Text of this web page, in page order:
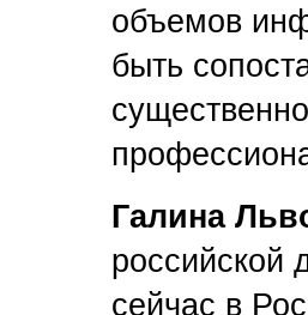
объемов
быть
Галина
российской
сейчас в